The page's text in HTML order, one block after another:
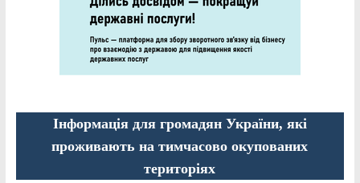
Інформація для громадян України, які
проживають на тимчасово окупованих
територіях